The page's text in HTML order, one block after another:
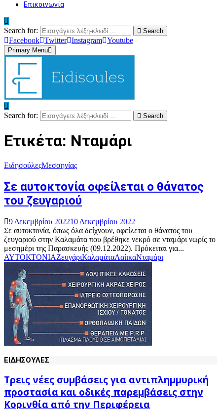
Επικοινωνία
Search for: Search
Facebook Twitter Instagram Youtube
Primary Menu
Search for: Search
Ετικέτα: Νταμάρι
ΕιδησούλεςΜεσσηνίας
Σε αυτοκτονία οφείλεται ο θάνατος
του ζευγαριού
9 Δεκεμβρίου 202210 Δεκεμβρίου 2022
Σε αυτοκτονία, όπως όλα δείχνουν, οφείλεται ο θάνατος του
ζευγαριού στην Καλαμάτα που βρέθηκε νεκρό σε νταμάρι νωρίς το
μεσημέρι της Παρασκευής (09.12.2022). Πρόκειται για...
ΑΥΤΟΚΤΟΝΙΑΖευγάριΚαλαμάταΛαίικαΝταμάρι
ΕΙΔΗΣΟΥΛΕΣ
Τρεις νέες συμβάσεις για αντιπλημμυρική
προστασία και οδικές παρεμβάσεις στην
Κορινθία από την Περιφέρεια